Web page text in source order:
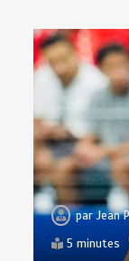
parJean
5 minutes